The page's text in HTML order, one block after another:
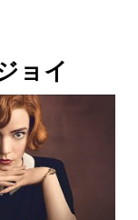
ョイ